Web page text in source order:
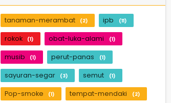
tanaman-merambat (2) ipb (11)
rokok (1) obat-luka-alami (1)
musib (1) perut-panas (1)
sayuran-segar (3) semut (1)
Pop-smoke (1) tempat-mendaki (2)